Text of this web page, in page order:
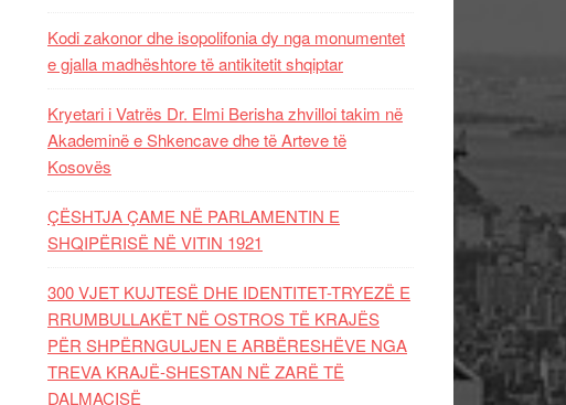
Kodi zakonor dhe isopolifonia dy nga monumentet
e gjalla madhështore të antikitetit shqiptar
Kryetari i Vatrës Dr. Elmi Berisha zhvilloi takim në
Akademinë e Shkencave dhe të Arteve të
Kosovës
ÇËSHTJA ÇAME NË PARLAMENTIN E
SHQIPËRISË NË VITIN 1921
300 VJET KUJTESË DHE IDENTITET-TRYEZË E
RRUMBULLAKËT NË OSTROS TË KRAJËS
PËR SHPËRNGULJEN E ARBËRESHËVE NGA
TREVA KRAJË-SHESTAN NË ZARË TË
DALMACISË